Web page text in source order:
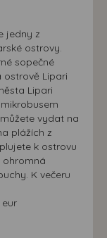
jedny z
ostrovy.
sopečné
ostrově Lipari
Lipari
vydat na
plážích z
k ostrovu
K večeru